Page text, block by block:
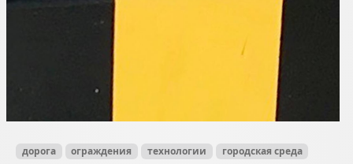
дорога ограждения технологии городская среда